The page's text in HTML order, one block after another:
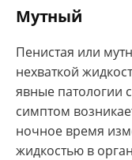
Мутный
Пенистая или
нехваткой
явные патологии
симптом
ночное время
жидкостью в